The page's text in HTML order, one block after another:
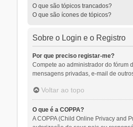
O que são tópicos trancados?
O que são ícones de tópicos?
Sobre o Login e o Registro
Por que preciso registar-me?
Compete ao administrador do fórum
mensagens privadas, e-mail de
Voltar ao topo
O que é a COPPA?
A COPPA (Child Online Privacy and